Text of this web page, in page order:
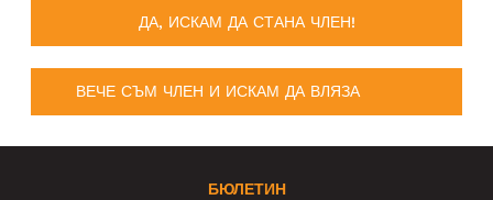
ДА, ИСКАМ ДА СТАНА ЧЛЕН!
ВЕЧЕ СЪМ ЧЛЕН И ИСКАМ ДА ВЛЯЗА
БЮЛЕТИН